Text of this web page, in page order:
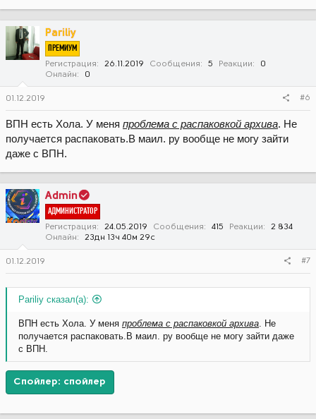
Pariliy
ПРЕМИУМ
Регистрация 26.11.2019 Сообщения 5 Реакции
0
Онлайн
0
01.12.2019 #6
ВПН есть Хола. У меня проблема с распаковкой архива. Не
получается распаковать.В маил. ру вообще не могу зайти
даже с ВПН.
Admin
АДМИНИСТРАТОР
Регистрация 24.05.2019 Сообщения 415 Реакции
2 834
Онлайн
23дн 13ч 40м 29с
01.12.2019 #7
Pariliy сказал(а):
ВПН есть Хола. У меня проблема с распаковкой архива. Не
получается распаковать.В маил. ру вообще не могу зайти даже
с ВПН.
Спойлер: спойлер